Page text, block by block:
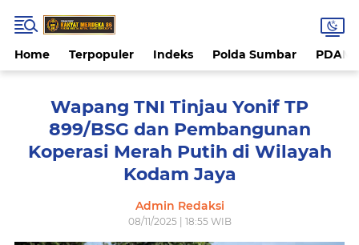
Home Terpopuler Indeks Polda Sumbar PDAM
Wapang TNI Tinjau Yonif TP
899/BSG dan Pembangunan
Koperasi Merah Putih di Wilayah
Kodam Jaya
Admin Redaksi
08/11/2025 | 18:55 WIB